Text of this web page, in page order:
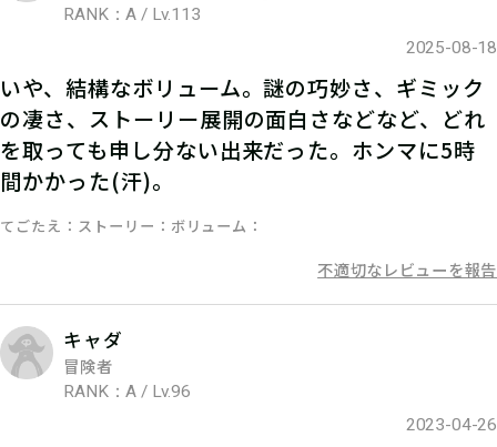
053.謎を解く
ストーリーを読んで謎を解こう！ひと
りでチャレンジするもよし、お友達や
家族と協力するのもよし！
06
マイページで【クリアキーワード】を
RANK：A / Lv.113
2025-08-18
いや、結構なボリューム。謎の巧妙さ、ギミック
の凄さ、ストーリー展開の面白さなどなど、どれ
を取っても申し分ない出来だった。ホンマに5時
間かかった(汗)。
てごたえ ストーリー ボリューム
不適切なレビューを報告
キャダ
冒険者
RANK：A / Lv.96
2023-04-26